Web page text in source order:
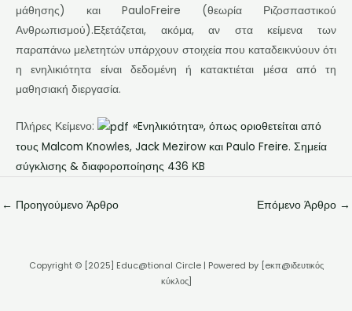
μάθησης) και PauloFreire (θεωρία Ριζοσπαστικού
Ανθρωπισμού).Εξετάζεται, ακόμα, αν στα κείμενα των
παραπάνω μελετητών υπάρχουν στοιχεία που καταδεικνύουν ότι
η ενηλικιότητα είναι δεδομένη ή κατακτιέται μέσα από τη
μαθησιακή διεργασία.
Πλήρες Κείμενο:
«Eνηλικιότητα», όπως οριοθετείται από
τους Malcom Knowles, Jack Mezirow και Paulo Freire. Σημεία
σύγκλισης & διαφοροποίησης 436 ΚB
← Προηγούμενο Άρθρο Επόμενο Άρθρο →
Copyright © [2025] Educ@tional Circle | Powered by [eκπ@ιδευτικός
κύκλος]